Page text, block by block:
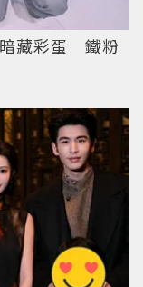
藏彩蛋 鐵粉